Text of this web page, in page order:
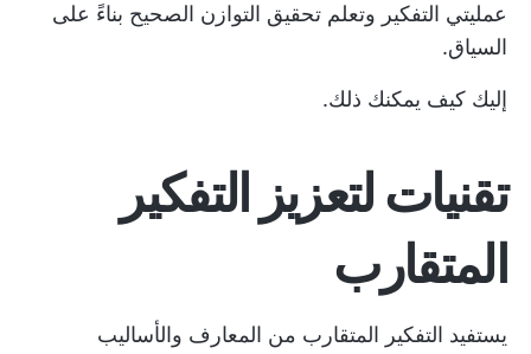
عمليتي التفكير وتعلم تحقيق التوازن الصحيح بناءً على
السياق.
إليك كيف يمكنك ذلك.
تقنيات لتعزيز التفكير
المتقارب
يستفيد التفكير المتقارب من المعارف والأساليب